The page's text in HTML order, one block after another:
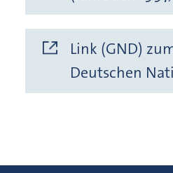
Link (GND)
Deutschen